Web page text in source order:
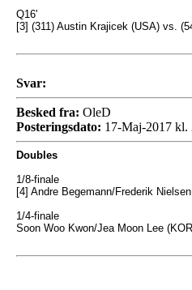
Q16'
[3] (311) Austin Krajicek (USA) vs.
Svar:
Besked fra: OleD
Posteringsdato: 17-Maj-2017 kl.
Doubles
1/8-finale
[4] Andre Begemann/Frederik
1/4-finale
Soon Woo Kwon/Jea Moon Lee